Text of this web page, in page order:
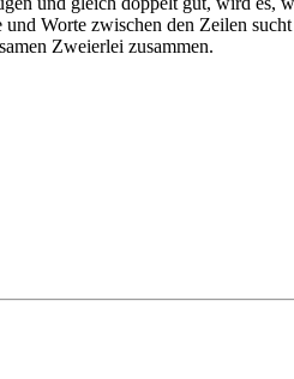
Worte zwischen den Zeilen
Zweierlei zusammen.